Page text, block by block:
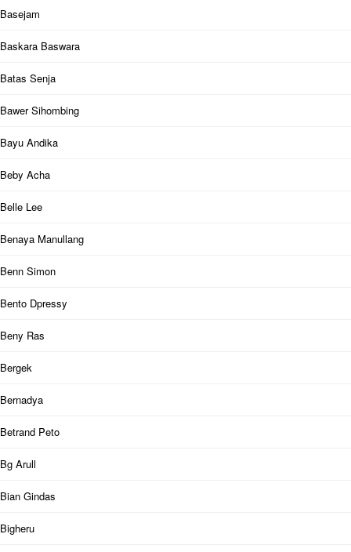
Basejam
Baskara Baswara
Batas Senja
Bawer Sihombing
Bayu Andika
Beby Acha
Belle Lee
Benaya Manullang
Benn Simon
Bento Dpressy
Beny Ras
Bergek
Bernadya
Betrand Peto
Bg Arull
Bian Gindas
Bigheru